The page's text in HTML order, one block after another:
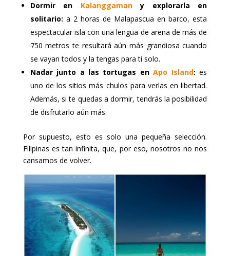
Dormir en Kalanggamany explorarla en
solitario: a 2 horas de Malapascua en barco, esta
espectacular isla con una lengua de arena de más de
750 metros te resultará aún más grandiosa cuando
se vayan todos y la tengas para ti solo.
Nadar junto a las tortugas enApo Island: es
uno de los sitios más chulos para verlas en libertad.
Además, si te quedas a dormir, tendrás la posibilidad
de disfrutarlo aún más.
Por supuesto, esto es solo una pequeña selección.
Filipinas es tan infinita, que, por eso, nosotros no nos
cansamos de volver.